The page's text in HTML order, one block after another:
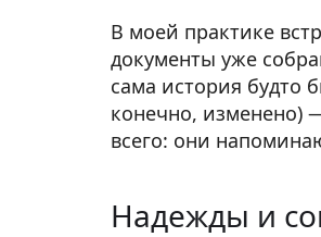
В моей практике
документы уже
сама история будто
конечно, изменено)
всего: они
Надежды и